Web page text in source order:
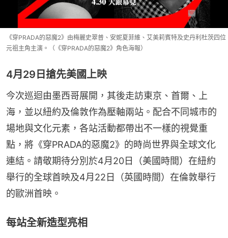
《穿PRADA的惡魔2》由梅麗史翠普、安妮夏菲維、艾美莉賓特及史丹利杜茨四位
元祖主角主演。（《穿PRADA的惡魔2》角色海報）
4月29日搶先美國上映
今次巡迴由墨西哥展開，其後走訪東京、首爾、上
海，並以紐約及倫敦作為壓軸兩站。配合不同城市的
場地與文化元素，各站活動都帶出不一樣的視覺重
點，將《穿PRADA的惡魔2》的時尚世界與全球文化
連結。請敬期待分別於4月20日（美國時間）在紐約
舉行的全球首映及4月22日（英國時間）在倫敦舉行
的歐洲首映。
每站全新造型亮相